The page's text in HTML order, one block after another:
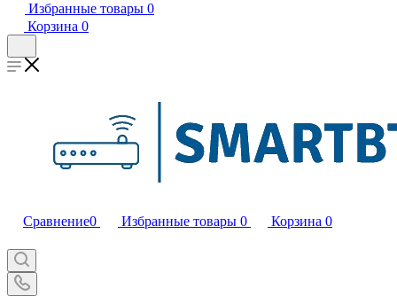
Избранные товары 0
Корзина 0
Сравнение0 Избранные товары 0 Корзина 0